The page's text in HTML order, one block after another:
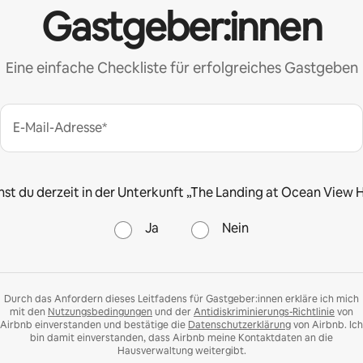
Gastgeber:innen
Eine einfache Checkliste für erfolgreiches Gastgeben
E-Mail-Adresse*
du derzeit in der Unterkunft „The Landing at Ocean View
Ja Nein
Durch das Anfordern dieses Leitfadens für Gastgeber:innen erkläre ich mich
mit den Nutzungsbedingungen und der Antidiskriminierungs-Richtlinievon
Airbnb einverstanden und bestätige die Datenschutzerklärungvon Airbnb. Ich
bin damit einverstanden, dass Airbnb meine Kontaktdaten an die
Hausverwaltung weitergibt.